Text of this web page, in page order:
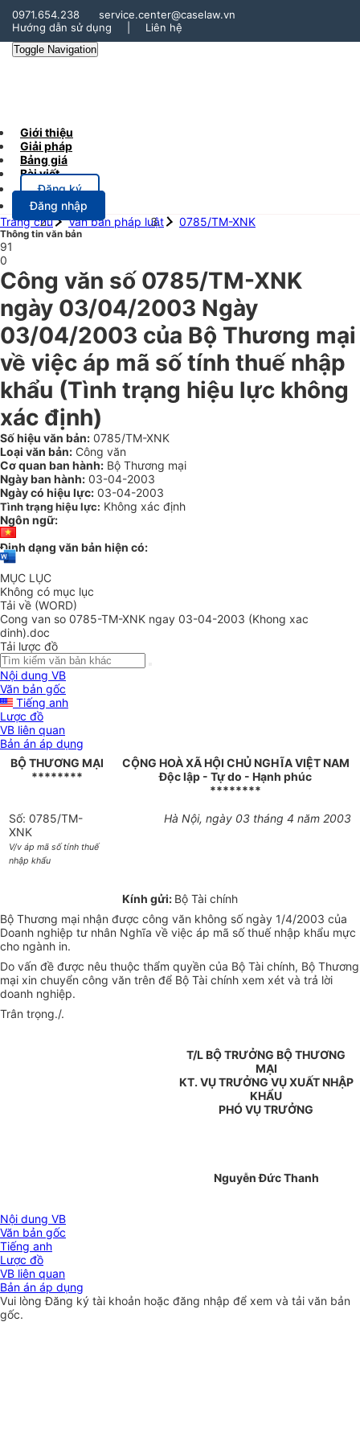
0971.654.238
service.center@caselaw.vn
Hướng dẫn sử dụng
Liên hệ
Toggle Navigation
Giới thiệu
Giải pháp
Bảng giá
Bài viết
Đăng ký
Đăng nhập
Trang chủ
Văn bản pháp luật 0785/TM-XNK
Thông tin văn bản
91
0
Công văn số 0785/TM-XNK
ngày 03/04/2003 Ngày
03/04/2003 của Bộ Thương mại
về việc áp mã số tính thuế nhập
khẩu (Tình trạng hiệu lực không
xác định)
Số hiệu văn bản: 0785/TM-XNK
Loại văn bản: Công văn
Cơ quan ban hành: Bộ Thương mại
Ngày ban hành: 03-04-2003
Ngày có hiệu lực: 03-04-2003
Tình trạng hiệu lực: Không xác định
Ngôn ngữ:
Định dạng văn bản hiện có:
MỤC LỤC
Không có mục lục
Tải về (WORD)
Cong van so 0785-TM-XNK ngay 03-04-2003 (Khong xac
dinh).doc
Tải lược đồ
Nội dung VB
Văn bản gốc
Tiếng anh
Lược đồ
VB liên quan
Bản án áp dụng
BỘ THƯƠNG MẠI
********
CỘNG HOÀ XÃ HỘI CHỦ NGHĨA VIỆT NAM
Độc lập - Tự do - Hạnh phúc
********
Số: 0785/TM-
XNK
V/v áp mã số tính thuế
nhập khẩu
Hà Nội, ngày 03 tháng 4 năm 2003
Kính gửi: Bộ Tài chính
Bộ Thương mại nhận được công văn không số ngày 1/4/2003 của
Doanh nghiệp tư nhân Nghĩa về việc áp mã số thuế nhập khẩu mực
cho ngành in.
Do vấn đề được nêu thuộc thẩm quyền của Bộ Tài chính, Bộ Thương
mại xin chuyển công văn trên để Bộ Tài chính xem xét và trả lời
doanh nghiệp.
Trân trọng./.
T/L BỘ TRƯỞNG BỘ THƯƠNG
MẠI
KT. VỤ TRƯỞNG VỤ XUẤT NHẬP
KHẨU
PHÓ VỤ TRƯỞNG
Nguyễn Đức Thanh
Nội dung VB
Văn bản gốc
Tiếng anh
Lược đồ
VB liên quan
Bản án áp dụng
Vui lòngĐăng ký tài khoản hoặc đăng nhập để xem và tải văn bản
gốc.